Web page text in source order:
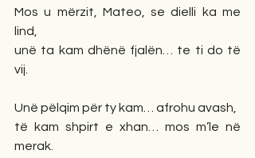
Mos u mërzit, Mateo, se dielli ka me
lind,
unë ta kam dhënë fjalën… te ti do të
vij.
Unë pëlqim për ty kam… afrohu avash,
të kam shpirt e xhan… mos m’le në
merak.